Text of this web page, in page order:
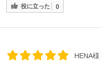
役に立った 0
HENA様